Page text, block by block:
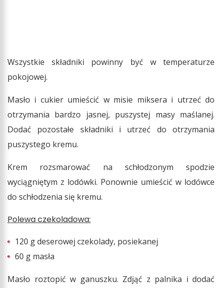
Wszystkie składniki powinny być w temperaturze
pokojowej.
Masło i cukier umieścić w misie miksera i utrzeć do
otrzymania bardzo jasnej, puszystej masy maślanej.
Dodać pozostałe składniki i utrzeć do otrzymania
puszystego kremu.
Krem rozsmarować na schłodzonym spodzie
wyciągniętym z lodówki. Ponownie umieścić w lodówce
do schłodzenia się kremu.
Polewa czekoladowa:
120 g deserowej czekolady, posiekanej
60 g masła
Masło roztopić w ganuszku. Zdjąć z palnika i dodać